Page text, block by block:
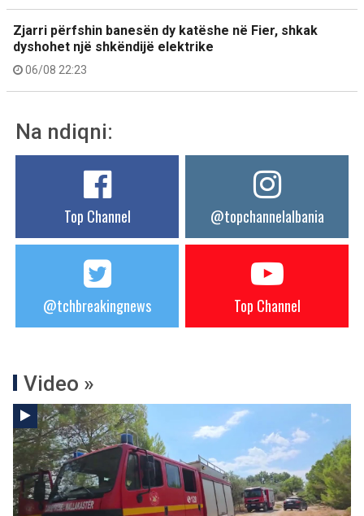
Zjarri përfshin banesën dy katëshe në Fier, shkak
dyshohet një shkëndijë elektrike
06/08 22:23
Na ndiqni:
Top Channel @topchannelalbania
@tchbreakingnews Top Channel
Video »